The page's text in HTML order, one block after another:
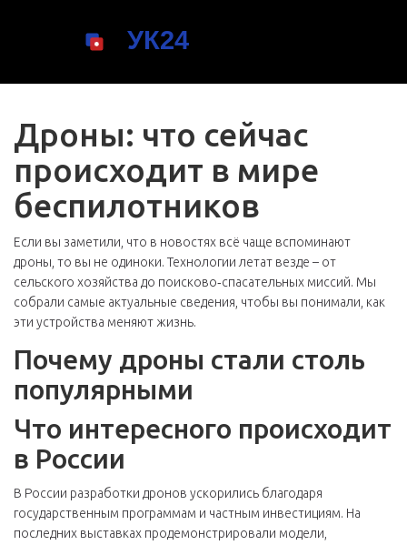
Дроны: что сейчас
происходит в мире
беспилотников
Если вы заметили, что в новостях всё чаще вспоминают
дроны, то вы не одиноки. Технологии летат везде – от
сельского хозяйства до поисково‑спасательных миссий. Мы
собрали самые актуальные сведения, чтобы вы понимали, как
эти устройства меняют жизнь.
Почему дроны стали столь
популярными
Что интересного происходит
в России
В России разработки дронов ускорились благодаря
государственным программам и частным инвестициям. На
последних выставках продемонстрировали модели,